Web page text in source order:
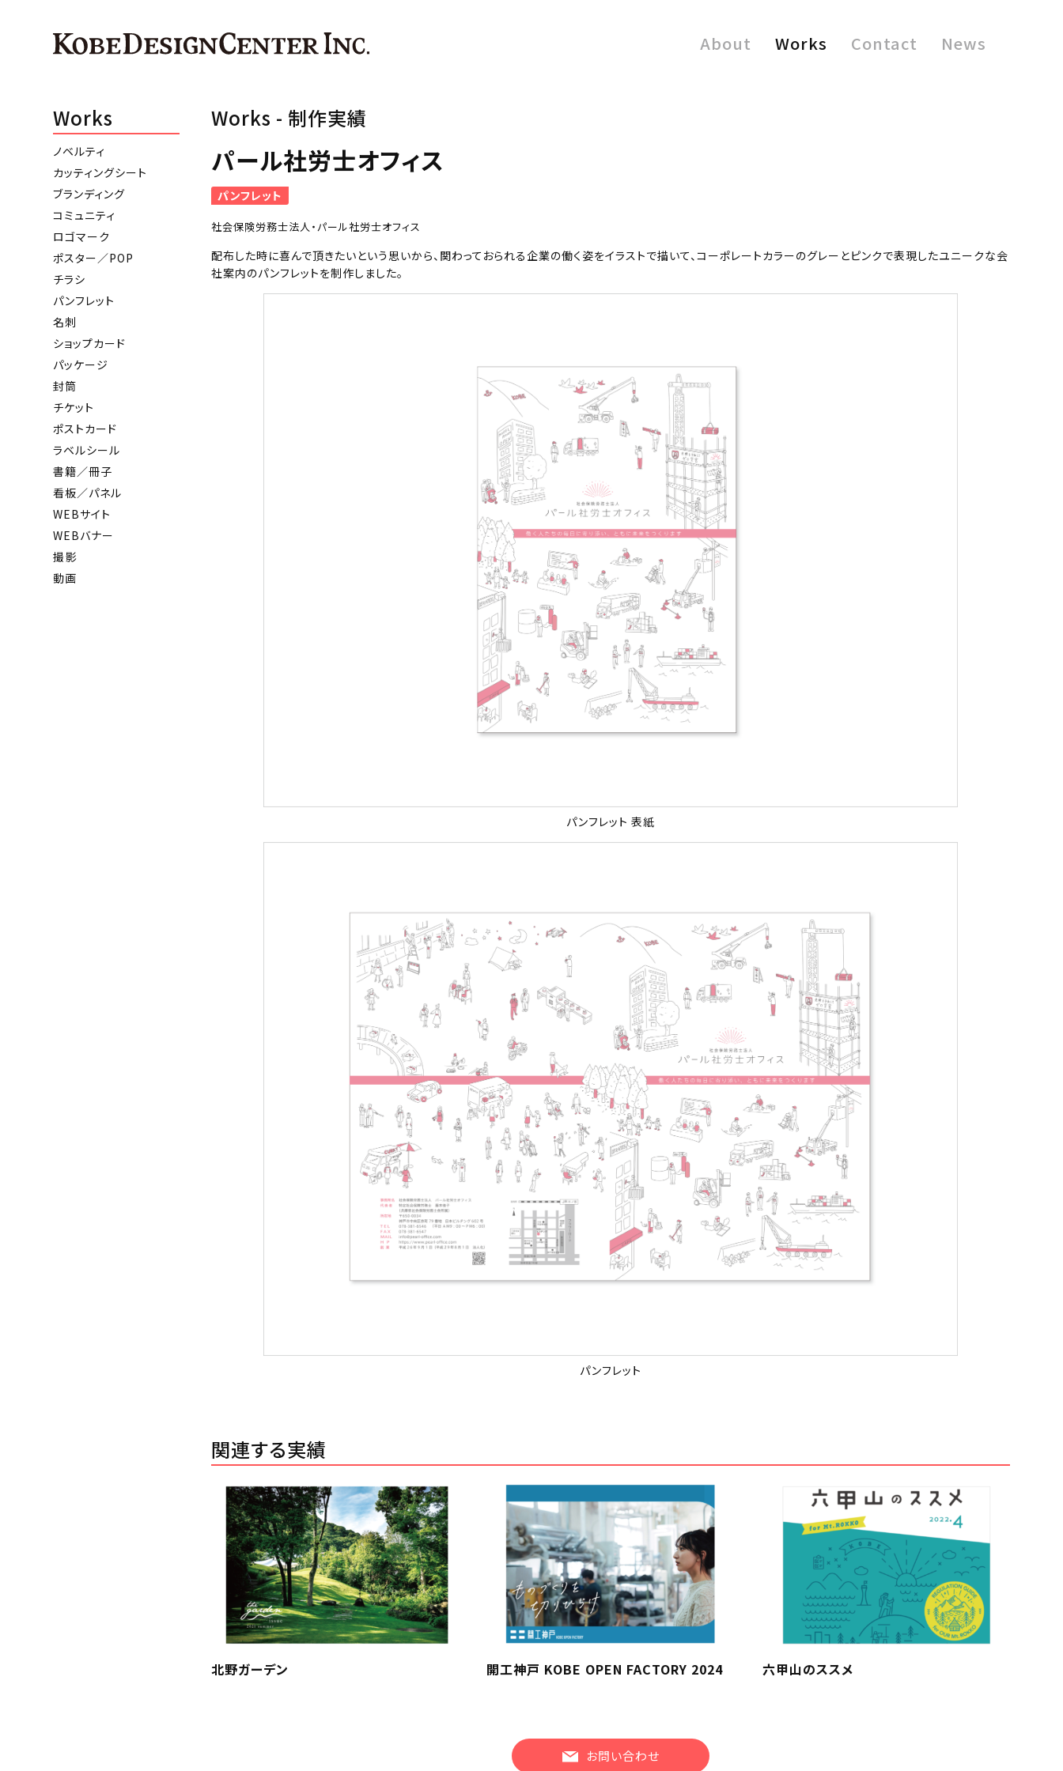
About Works Contact News
Works - 制作実績
パール社労士オフィス
パンフレット
社会保険労務士法人・パール社労士オフィス
配布した時に喜んで頂きたいという思いから、関わっておられる企業の働く姿をイラストで描いて、コーポレートカラーのグレーとピンクで表現したユニークな会
社案内のパンフレットを制作しました。
パンフレット 表紙
パンフレット
関連する実績
北野ガーデン 開工神戸 KOBE OPEN FACTORY 2024 六甲山のススメ
お問い合わせ
Works
ノベルティ
カッティングシート
ブランディング
コミュニティ
ロゴマーク
ポスター／POP
チラシ
パンフレット
名刺
ショップカード
パッケージ
封筒
チケット
ポストカード
ラベルシール
書籍／冊子
看板／パネル
WEBサイト
WEBバナー
撮影
動画